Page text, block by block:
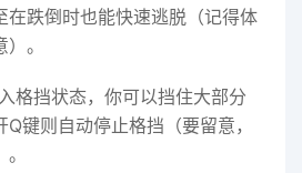
在跌倒时也能快速逃脱（记得体
。
格挡状态，你可以挡住大部分
键则自动停止格挡（要留意，